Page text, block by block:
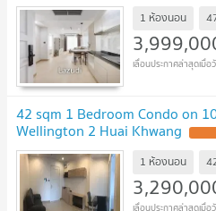
1 ห้องนอน
42 sqm 1 Bedroom Condo on
Wellington 2 Huai Khwang
1 ห้องนอน